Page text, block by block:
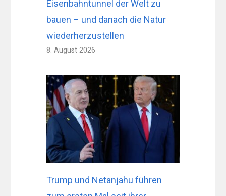
Eisenbahntunnel der Welt zu
bauen – und danach die Natur
wiederherzustellen
8. August 2026
Trump und Netanjahu führen